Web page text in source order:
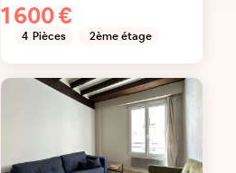
1 600 €
4 Pièces 2ème étage